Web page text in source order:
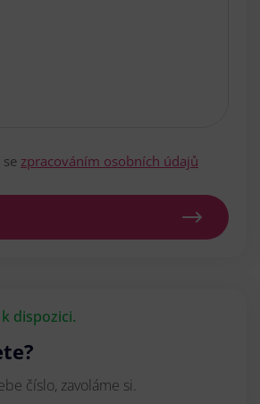
zpracováním osobních údajů
dispozici.
číslo, zavoláme si.